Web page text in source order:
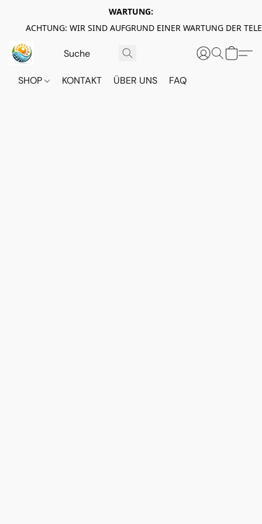
WARTUNG:
ACHTUNG: WIR SIND AUFGRUND EINER WARTUNG DER
SHOP KONTAKT ÜBER UNS FAQ